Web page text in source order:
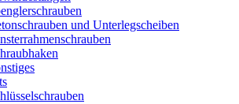
und Unterlegscheiben